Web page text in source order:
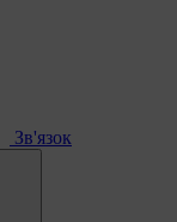
Зв'язок